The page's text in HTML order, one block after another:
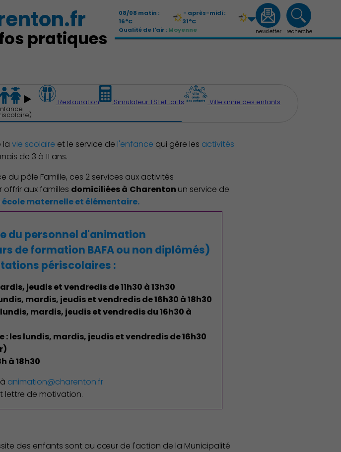
Solidarité Économie Commerce Emploi
08/08 matin :
16°C
- après-midi :
31°C
Qualité de l'air :Moyenne
newsletter recherche
pratiques
Restauration Simulateur TSI et tarifs Ville amie des enfants
la vie scolaire et le service de l'enfance qui gère les activités
de 3 à 11 ans.
du pôle Famille, ces 2 services aux activités
aux familles domiciliées à Charenton un service de
école maternelle et élémentaire.
du personnel d'animation
de formation BAFA ou non diplômés)
périscolaires :
jeudis et vendredis de 11h30 à 13h30
mardis, jeudis et vendredis de 16h30 à 18h30
mardis, jeudis et vendredis du 16h30 à
les lundis, mardis, jeudis et vendredis de 16h30
à 18h30
animation@charenton.fr
lettre de motivation.
des enfants sont au cœur de l'action de la Municipalité